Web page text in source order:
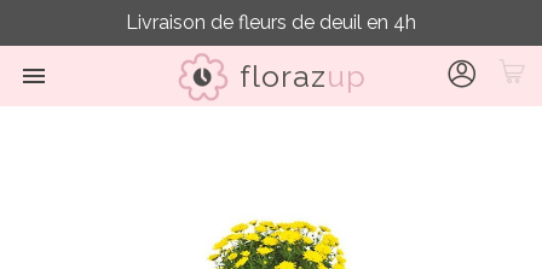
Livraison de fleurs de deuil en 4h
 florazup